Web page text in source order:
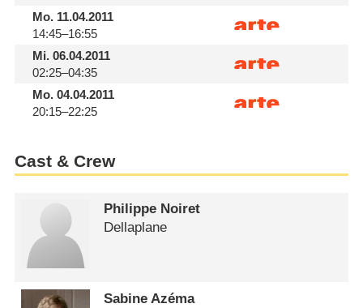
Mo.11.04.2011
14:45–16:55
Mi.06.04.2011
02:25–04:35
Mo.04.04.2011
20:15–22:25
Cast & Crew
Philippe Noiret
Dellaplane
Sabine Azéma